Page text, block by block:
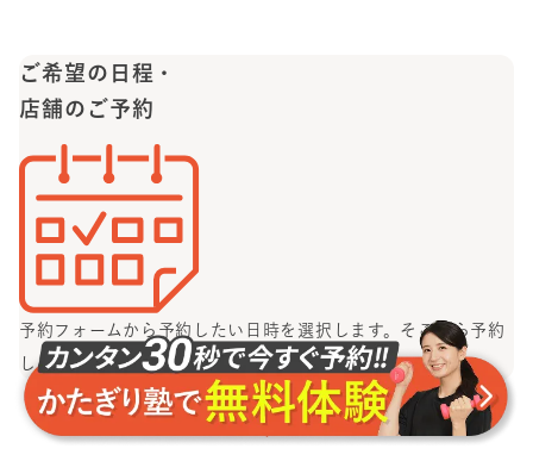
ご希望の日程・
店舗のご予約
予約フォームから予約したい日時を選択します。 そこから予約
し、メールがきたら予約完了です。